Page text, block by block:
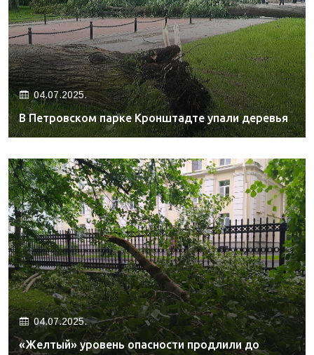
04.07.2025.
В Петровском парке Кронштадте упали деревья
04.07.2025.
«Желтый» уровень опасности продлили до